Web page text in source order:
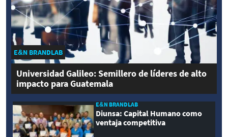
E&N BRANDLAB
Universidad Galileo: Semillero de líderes de alto
impacto para Guatemala
E&N BRANDLAB
Diunsa: Capital Humano como
ventaja competitiva